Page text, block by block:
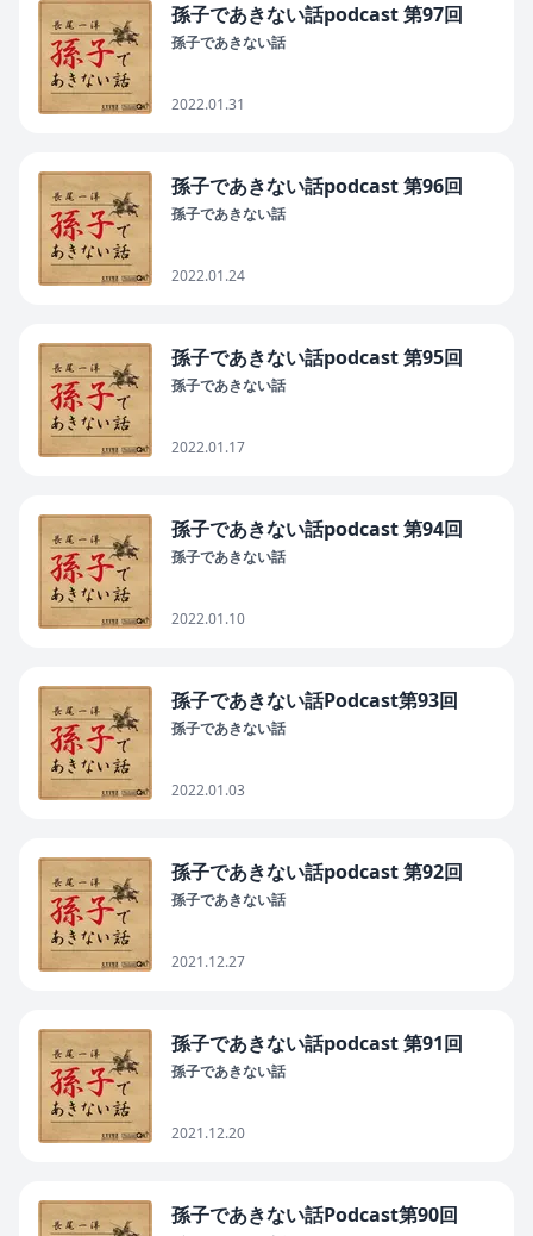
孫子であきない話podcast 第97回
孫子であきない話
2022.01.31
孫子であきない話podcast 第96回
孫子であきない話
2022.01.24
孫子であきない話podcast 第95回
孫子であきない話
2022.01.17
孫子であきない話podcast 第94回
孫子であきない話
2022.01.10
孫子であきない話Podcast第93回
孫子であきない話
2022.01.03
孫子であきない話podcast 第92回
孫子であきない話
2021.12.27
孫子であきない話podcast 第91回
孫子であきない話
2021.12.20
孫子であきない話Podcast第90回